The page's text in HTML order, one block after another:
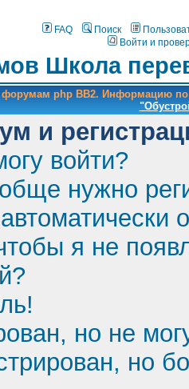
FAQ Поиск
Войти и
Школа
форумам php BB2. Информацию
и
войти?
нужно
я не
но не
но